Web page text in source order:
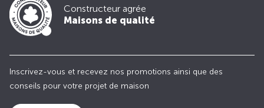
Constructeur agrée
Maisons de qualité
Inscrivez-vous et recevez nos promotions ainsi que des
conseils pour votre projet de maison